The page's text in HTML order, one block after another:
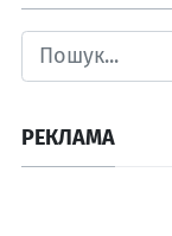
РЕКЛАМА